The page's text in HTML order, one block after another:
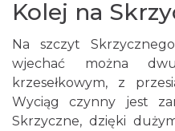
Kolej na
Na szczyt
wjechać można
krzesełkowym, z
Wyciąg czynny jest
Skrzyczne, dzięki